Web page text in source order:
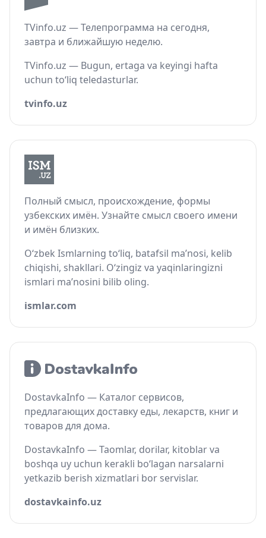
TVinfo.uz — Телепрограмма на сегодня,
завтра и ближайшую неделю.
TVinfo.uz — Bugun, ertaga va keyingi hafta
uchun to‘liq teledasturlar.
tvinfo.uz
Полный смысл, происхождение, формы
узбекских имён. Узнайте смысл своего имени
и имён близких.
O‘zbek Ismlarning to‘liq, batafsil ma’nosi, kelib
chiqishi, shakllari. O‘zingiz va yaqinlaringizni
ismlari ma’nosini bilib oling.
ismlar.com
DostavkaInfo — Каталог сервисов,
предлагающих доставку еды, лекарств, книг и
товаров для дома.
DostavkaInfo — Taomlar, dorilar, kitoblar va
boshqa uy uchun kerakli bo‘lagan narsalarni
yetkazib berish xizmatlari bor servislar.
dostavkainfo.uz